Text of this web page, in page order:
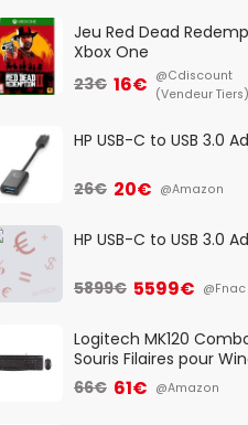
Jeu Red Dead
Xbox One
23€ 16€ @Cdiscount
(Vendeur Tiers)
HP USB-C to USB 3.0
26€ 20€ @Amazon
HP USB-C to USB 3.0
5899€ 5599€ @Fnac
Logitech MK120
Souris Filaires pour
Optique Filaire,
And Play, Confortable,
66€ 61€ @Amazon